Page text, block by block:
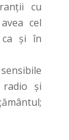
cu
cel
ca și în
radio și